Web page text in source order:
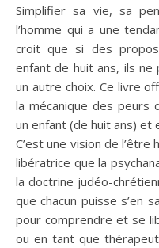
Simplifier sa vie, sa
l’homme qui a une
croit que si des
enfant de huit ans, ils ne
un autre choix. Ce livre
la mécanique des peurs
un enfant (de huit ans) et
C’est une vision de
libératrice que la
la doctrine judéo-
que chacun puisse s’en
pour comprendre et se
ou en tant que